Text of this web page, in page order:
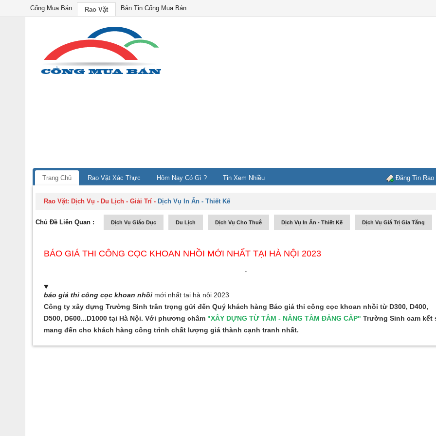
Cổng Mua Bán Rao Vặt Bản Tin Cổng Mua Bán
Trang Chủ Rao Vặt Xác Thực Hôm Nay Có Gì ? Tin Xem Nhiều Đăng Tin Rao
Rao Vặt: Dịch Vụ - Du Lịch - Giải Trí - Dịch Vụ In Ấn - Thiết Kế
Chủ Đề Liên Quan : Dịch Vụ Giáo Dục Du Lịch Dịch Vụ Cho Thuê Dịch Vụ In Ấn - Thiết Kế Dịch Vụ Giá Trị Gia Tăng
BÁO GIÁ THI CÔNG CỌC KHOAN NHỒI MỚI NHẤT TẠI HÀ NỘI 2023
-
báo giá thi công cọc khoan nhồi mới nhất tại hà nội 2023
Công ty xây dựng Trường Sinh trân trọng gửi đến Quý khách hàng Báo giá thi công cọc khoan nhồi từ D300, D400,
D500, D600...D1000 tại Hà Nội. Với phương châm "XÂY DỰNG TỪ TÂM - NÂNG TẦM ĐẲNG CẤP"Trường Sinh cam kết
mang đến cho khách hàng công trình chất lượng giá thành cạnh tranh nhất.